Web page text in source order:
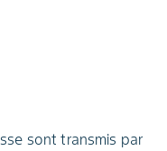
sont transmis par